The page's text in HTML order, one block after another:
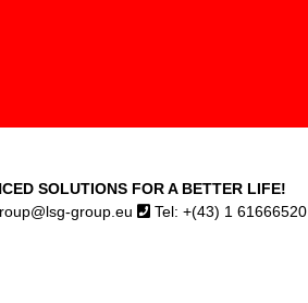
SOLUTIONS FOR A BETTER LIFE!
group.eu
Tel: +(43) 1 61666520